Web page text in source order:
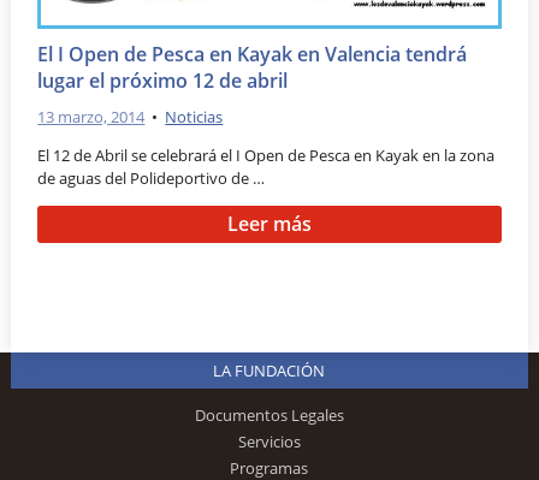
El I Open de Pesca en Kayak en Valencia tendrá
lugar el próximo 12 de abril
13 marzo, 2014 • Noticias
El 12 de Abril se celebrará el I Open de Pesca en Kayak en la zona
de aguas del Polideportivo de …
Leer más
LA FUNDACIÓN
Documentos Legales
Servicios
Programas